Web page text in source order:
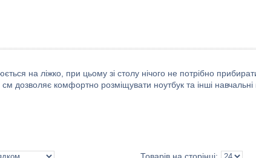
на ліжко, при цьому зі столу нічого не потрібно
см дозволяє комфортно розміщувати ноутбук та інші